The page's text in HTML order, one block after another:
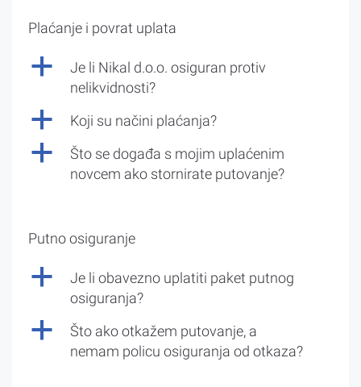
Plaćanje i povrat uplata
a
Je li Nikal d.o.o. osiguran protiv
nelikvidnosti?
a Koji su načini plaćanja?
a
Što se događa s mojim uplaćenim
novcem ako stornirate putovanje?
Putno osiguranje
a
Je li obavezno uplatiti paket putnog
osiguranja?
a
Što ako otkažem putovanje, a
nemam policu osiguranja od otkaza?